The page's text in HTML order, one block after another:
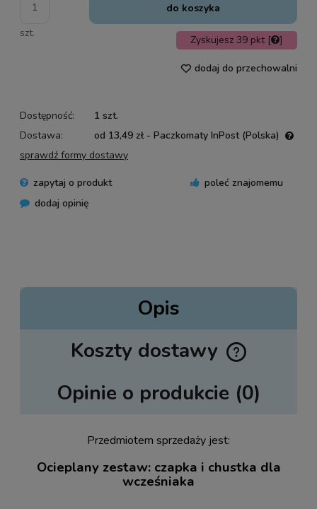
szt.
do koszyka
Zyskujesz 39 pkt [ ]
dodaj do przechowalni
Dostępność:
1 szt.
Dostawa:
od 13,49 zł - Paczkomaty InPost (Polska)
sprawdź formy dostawy
zapytaj o produkt
poleć znajomemu
dodaj opinię
Opis
Koszty dostawy
Cena nie zawiera ewentualnych kosztów płatności
Opinie o produkcie (0)
Przedmiotem sprzedaży jest:
Ocieplany zestaw: czapka i chustka dla
wcześniaka